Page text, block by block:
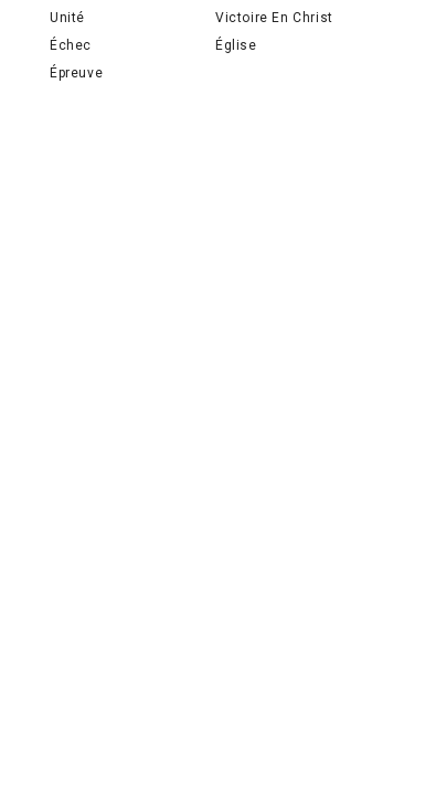
Unité
Victoire En Christ
Échec
Église
Épreuve